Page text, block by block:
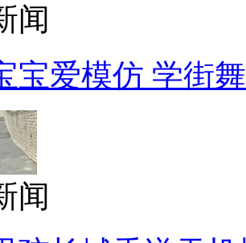
闻
宝爱模仿 学街
闻